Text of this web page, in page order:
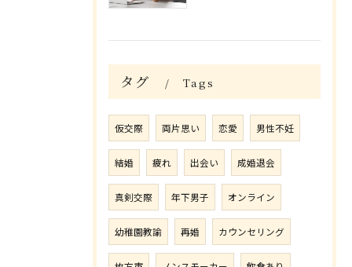
タグ Tags
仮交際 両片思い 恋愛 男性不妊
結婚 疲れ 出会い 成婚退会
真剣交際 年下男子 オンライン
幼稚園教諭 再婚 カウンセリング